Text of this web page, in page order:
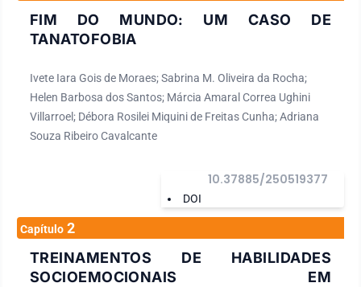
FIM DO MUNDO: UM CASO DE
TANATOFOBIA
Ivete Iara Gois de Moraes; Sabrina M. Oliveira da Rocha;
Helen Barbosa dos Santos; Márcia Amaral Correa Ughini
Villarroel; Débora Rosilei Miquini de Freitas Cunha; Adriana
Souza Ribeiro Cavalcante
DOI
10.37885/250519377
Capítulo 2
TREINAMENTOS DE HABILIDADES
SOCIOEMOCIONAIS EM